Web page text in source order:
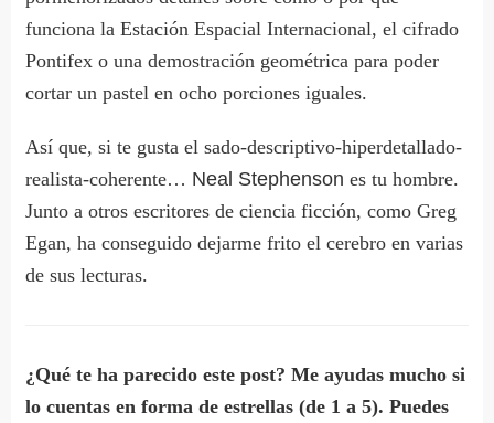
funciona la Estación Espacial Internacional, el cifrado
Pontifex o una demostración geométrica para poder
cortar un pastel en ocho porciones iguales.
Así que, si te gusta el sado-descriptivo-hiperdetallado-
realista-coherente… Neal Stephenson es tu hombre.
Junto a otros escritores de ciencia ficción, como Greg
Egan, ha conseguido dejarme frito el cerebro en varias
de sus lecturas.
¿Qué te ha parecido este post? Me ayudas mucho si
lo cuentas en forma de estrellas (de 1 a 5). Puedes